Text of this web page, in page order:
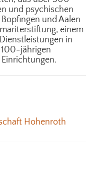
und psychischen
und Aalen
einem
in
jährigen
Hohenroth